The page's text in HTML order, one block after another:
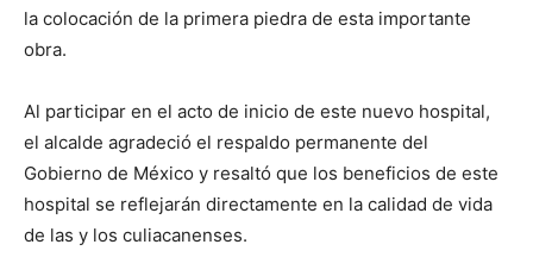
la colocación de la primera piedra de esta importante
obra.
Al participar en el acto de inicio de este nuevo hospital,
el alcalde agradeció el respaldo permanente del
Gobierno de México y resaltó que los beneficios de este
hospital se reflejarán directamente en la calidad de vida
de las y los culiacanenses.